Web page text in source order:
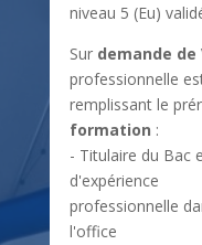
niveau 5 (Eu)
Sur demande de
professionnelle
remplissant le
formation :
- Titulaire du Bac
d'expérience
professionnelle
l'office